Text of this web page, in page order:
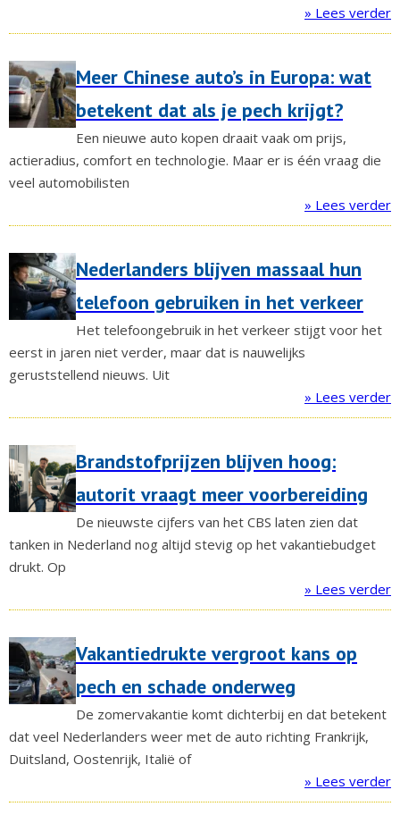
» Lees verder
Meer Chinese auto’s in Europa: wat
betekent dat als je pech krijgt?
Een nieuwe auto kopen draait vaak om prijs,
actieradius, comfort en technologie. Maar er is één vraag die
veel automobilisten
» Lees verder
Nederlanders blijven massaal hun
telefoon gebruiken in het verkeer
Het telefoongebruik in het verkeer stijgt voor het
eerst in jaren niet verder, maar dat is nauwelijks
geruststellend nieuws. Uit
» Lees verder
Brandstofprijzen blijven hoog:
autorit vraagt meer voorbereiding
De nieuwste cijfers van het CBS laten zien dat
tanken in Nederland nog altijd stevig op het vakantiebudget
drukt. Op
» Lees verder
Vakantiedrukte vergroot kans op
pech en schade onderweg
De zomervakantie komt dichterbij en dat betekent
dat veel Nederlanders weer met de auto richting Frankrijk,
Duitsland, Oostenrijk, Italië of
» Lees verder